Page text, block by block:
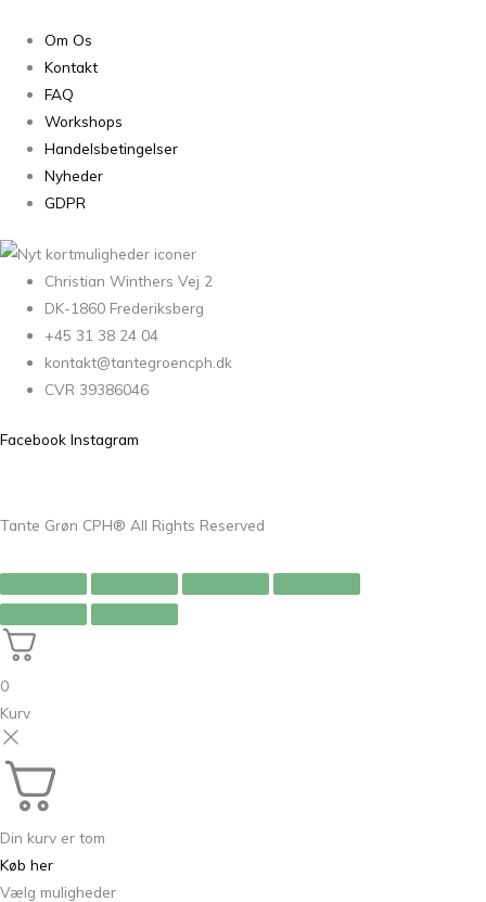
Om Os
Kontakt
FAQ
Workshops
Handelsbetingelser
Nyheder
GDPR
Christian Winthers Vej 2
DK-1860 Frederiksberg
+45 31 38 24 04
kontakt@tantegroencph.dk
CVR 39386046
Facebook Instagram
Tante Grøn CPH® All Rights Reserved
0
Kurv
Din kurv er tom
Køb her
Vælg muligheder